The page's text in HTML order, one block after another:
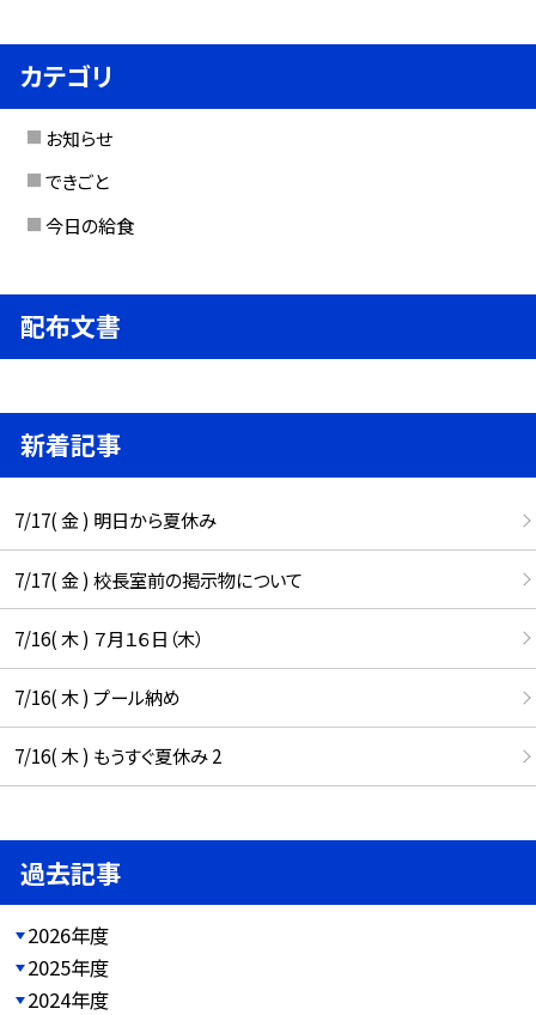
カテゴリ
お知らせ
できごと
今日の給食
配布文書
新着記事
7/17( 金 ) 明日から夏休み
7/17( 金 ) 校長室前の掲示物について
7/16( 木 ) ７月１６日（木）
7/16( 木 ) プール納め
7/16( 木 ) もうすぐ夏休み 2
過去記事
2026年度
2025年度
2024年度